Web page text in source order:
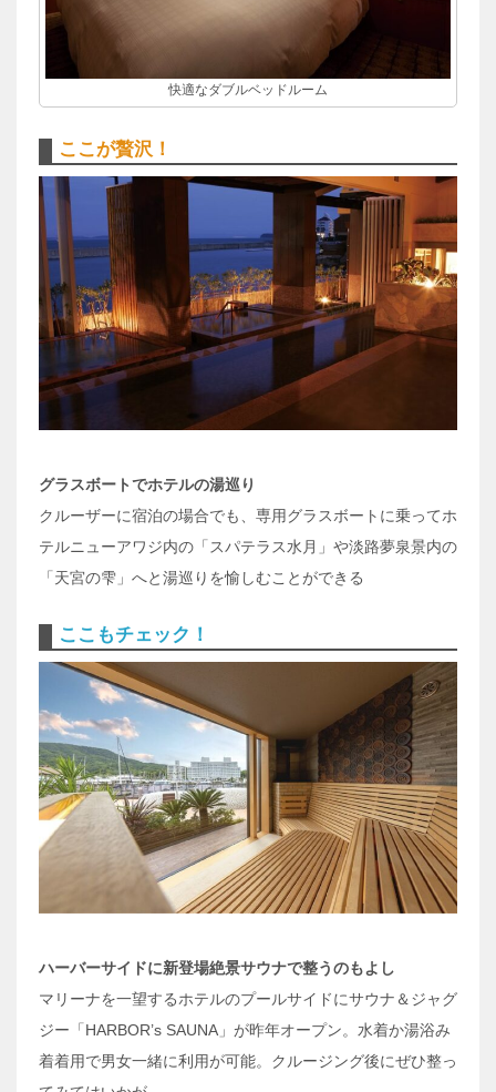
快適なダブルベッドルーム
ここが贅沢！
グラスボートでホテルの湯巡り
クルーザーに宿泊の場合でも、専用グラスボートに乗ってホ
テルニューアワジ内の「スパテラス水月」や淡路夢泉景内の
「天宮の雫」へと湯巡りを愉しむことができる
ここもチェック！
ハーバーサイドに新登場絶景サウナで整うのもよし
マリーナを一望するホテルのプールサイドにサウナ＆ジャグ
ジー「HARBOR’s SAUNA」が昨年オープン。水着か湯浴み
着着用で男女一緒に利用が可能。クルージング後にぜひ整っ